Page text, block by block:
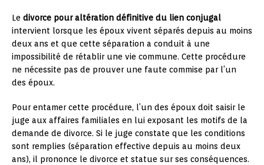
Le divorce pour altération définitive du lien conjugal
intervient lorsque les époux vivent séparés depuis au moins
deux ans et que cette séparation a conduit à une
impossibilité de rétablir une vie commune. Cette procédure
ne nécessite pas de prouver une faute commise par l’un
des époux.
Pour entamer cette procédure, l’un des époux doit saisir le
juge aux affaires familiales en lui exposant les motifs de la
demande de divorce. Si le juge constate que les conditions
sont remplies (séparation effective depuis au moins deux
ans), il prononce le divorce et statue sur ses conséquences.